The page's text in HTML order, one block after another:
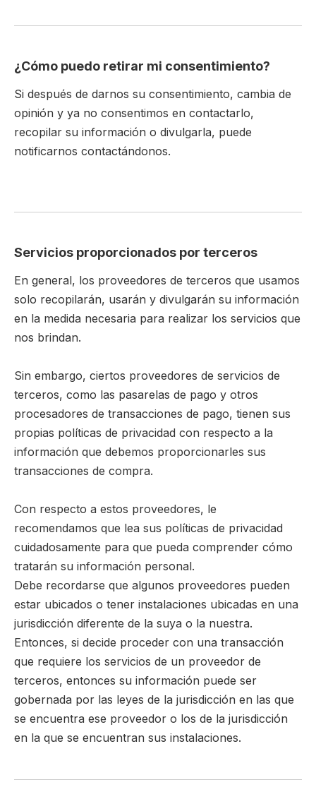
¿Cómo puedo retirar mi consentimiento?
Si después de darnos su consentimiento, cambia de
opinión y ya no consentimos en contactarlo,
recopilar su información o divulgarla, puede
notificarnos contactándonos.
Servicios proporcionados por terceros
En general, los proveedores de terceros que usamos
solo recopilarán, usarán y divulgarán su información
en la medida necesaria para realizar los servicios que
nos brindan.
Sin embargo, ciertos proveedores de servicios de
terceros, como las pasarelas de pago y otros
procesadores de transacciones de pago, tienen sus
propias políticas de privacidad con respecto a la
información que debemos proporcionarles sus
transacciones de compra.
Con respecto a estos proveedores, le
recomendamos que lea sus políticas de privacidad
cuidadosamente para que pueda comprender cómo
tratarán su información personal.
Debe recordarse que algunos proveedores pueden
estar ubicados o tener instalaciones ubicadas en una
jurisdicción diferente de la suya o la nuestra.
Entonces, si decide proceder con una transacción
que requiere los servicios de un proveedor de
terceros, entonces su información puede ser
gobernada por las leyes de la jurisdicción en las que
se encuentra ese proveedor o los de la jurisdicción
en la que se encuentran sus instalaciones.